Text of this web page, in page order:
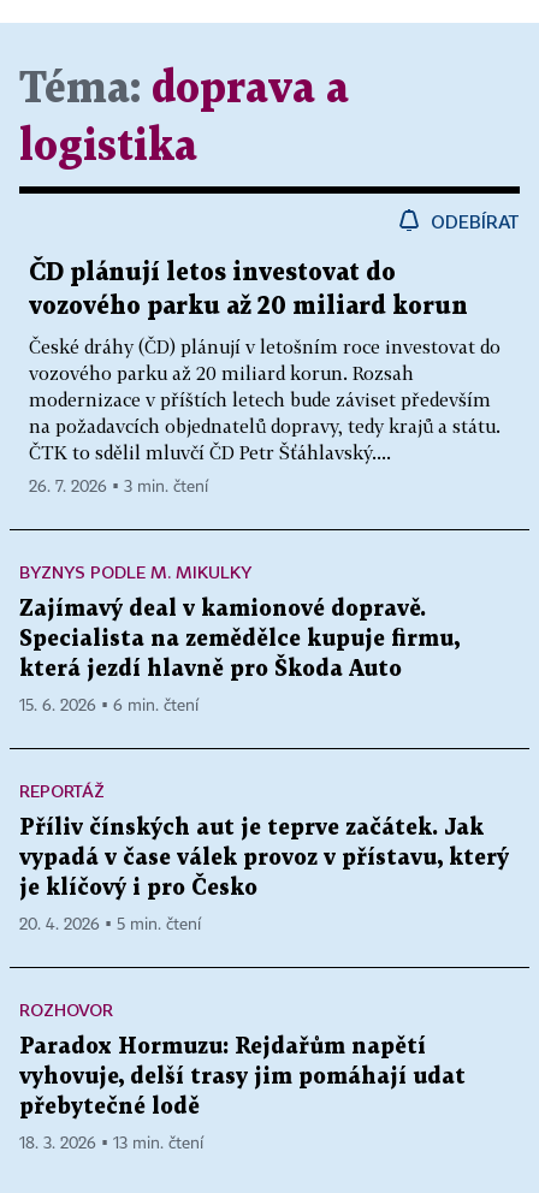
Téma: doprava a
logistika
ODEBÍRAT
ČD plánují letos investovat do
vozového parku až 20 miliard korun
České dráhy (ČD) plánují v letošním roce investovat do
vozového parku až 20 miliard korun. Rozsah
modernizace v příštích letech bude záviset především
na požadavcích objednatelů dopravy, tedy krajů a státu.
ČTK to sdělil mluvčí ČD Petr Šťáhlavský....
26. 7. 2026 ▪ 3 min. čtení
BYZNYS PODLE M. MIKULKY
Zajímavý deal v kamionové dopravě.
Specialista na zemědělce kupuje firmu,
která jezdí hlavně pro Škoda Auto
15. 6. 2026 ▪ 6 min. čtení
REPORTÁŽ
Příliv čínských aut je teprve začátek. Jak
vypadá v čase válek provoz v přístavu, který
je klíčový i pro Česko
20. 4. 2026 ▪ 5 min. čtení
ROZHOVOR
Paradox Hormuzu: Rejdařům napětí
vyhovuje, delší trasy jim pomáhají udat
přebytečné lodě
18. 3. 2026 ▪ 13 min. čtení